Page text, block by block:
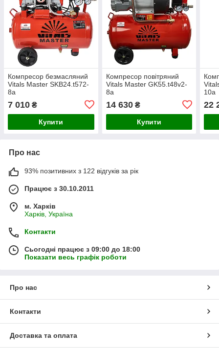
Компресор безмасляний
Vitals Master SKB24.t572-
8a
7 010 ₴
Купити
Компресор повітряний
Vitals Master GK55.t48v2-
8a
14 630₴
Купити
10a
22
Про нас
93% позитивних з 122 відгуків за рік
Працює з 30.10.2011
м. Харків
Харків, Україна
Контакти
Сьогодні працює з 09:00 до 18:00
Показати весь графік роботи
Про нас
Контакти
Доставка та оплата